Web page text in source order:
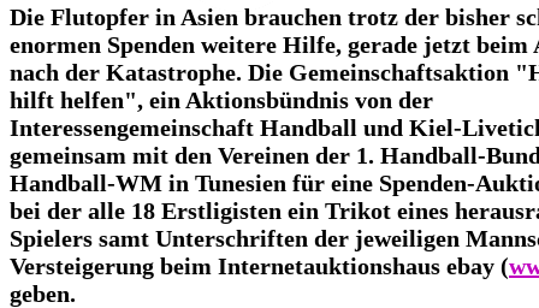
Die Flutopfer in Asien brauchen trotz der bisher
enormen Spenden weitere Hilfe, gerade jetzt beim
nach der Katastrophe. Die Gemeinschaftsaktion
hilft helfen", ein Aktionsbündnis von der
Interessengemeinschaft Handball und Kiel-
gemeinsam mit den Vereinen der 1. Handball-
Handball-WM in Tunesien für eine Spenden-
bei der alle 18 Erstligisten ein Trikot eines
Spielers samt Unterschriften der jeweiligen
Versteigerung beim Internetauktionshaus ebay (
geben.